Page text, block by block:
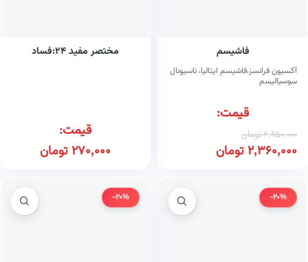
فاشیسم
آکسیون فرانسز،فاشیسم ایتالیا، ناسیونال
سوسیالیسم
قیمت:
2,950,000تومان
2,360,000تومان
مختصر مفید ۲۴:فساد
قیمت:
270,000تومان
-20%
-20%